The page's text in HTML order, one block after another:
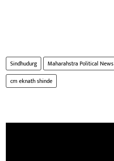
Sindhudurg Maharahstra Political News
cm eknath shinde